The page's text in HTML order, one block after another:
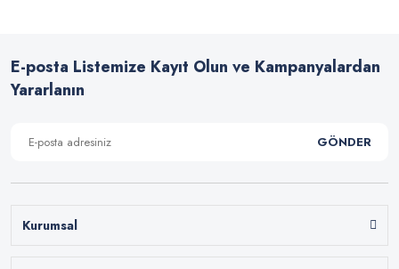
E-posta Listemize Kayıt Olun ve Kampanyalardan
Yararlanın
GÖNDER
Kurumsal